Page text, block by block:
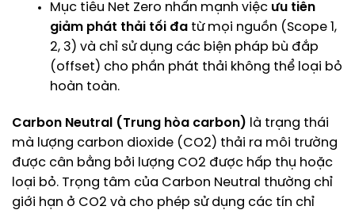
Mục tiêu Net Zero nhấn mạnh việc ưu tiên
giảm phát thải tối đa từ mọi nguồn (Scope 1,
2, 3) và chỉ sử dụng các biện pháp bù đắp
(offset) cho phần phát thải không thể loại bỏ
hoàn toàn.
Carbon Neutral (Trung hòa carbon) là trạng thái
mà lượng carbon dioxide (CO2) thải ra môi trường
được cân bằng bởi lượng CO2 được hấp thụ hoặc
loại bỏ. Trọng tâm của Carbon Neutral thường chỉ
giới hạn ở CO2 và cho phép sử dụng các tín chỉ